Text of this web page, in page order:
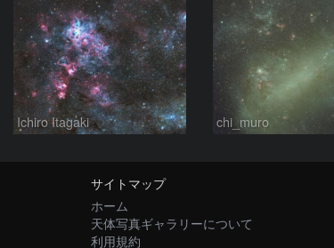
Ichiro Itagaki chi_muro
サイトマップ
ホーム
天体写真ギャラリーについて
利用規約